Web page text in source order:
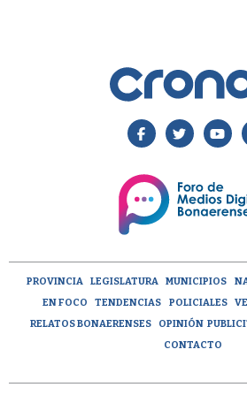
PROVINCIA LEGISLATURA MUNICIPIOS
EN FOCO
TENDENCIAS POLICIALES
RELATOS BONAERENSES
OPINIÓN
CONTACTO